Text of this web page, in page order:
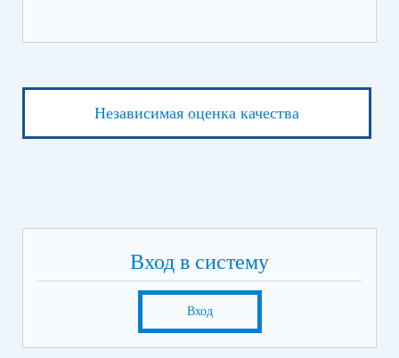
Независимая оценка качества
Вход в систему
Вход